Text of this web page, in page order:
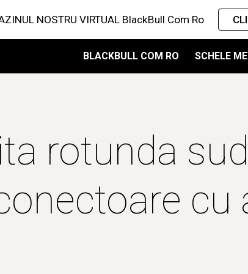
to main content Skip to
NOSTRU VIRTUAL BlackBull Com Ro
BLACKBULL COM RO SCHELE
rotunda
cu